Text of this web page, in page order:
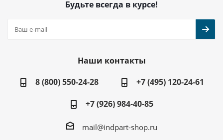
Будьте всегда в курсе!
Наши контакты
8 (800) 550-24-28
+7 (495) 120-24-61
+7 (926) 984-40-85
mail@indpart-shop.ru